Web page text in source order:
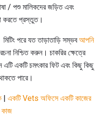
/ পশু মালিকদের জড়িত এবং
করতে প্রস্তুত।
পরে যত তাড়াতাড়ি সম্ভবআপনি
রচনা নিশ্চিত করুন। চাকরির ক্ষেত্রে
এটি একটি চমৎকার ফিট এবং কিছু কিছু
পারে।
| একটি Vets অফিসে একটি কাজের